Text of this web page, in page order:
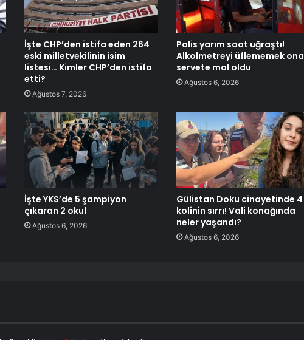
İşte CHP’den istifa eden 264
eski milletvekilinin isim
listesi… Kimler CHP’den istifa
etti?
Ağustos 7, 2026
Polis yarım saat uğraştı!
Alkolmetreyi üflememek ona
servete mal oldu
Ağustos 6, 2026
İşte YKS’de 5 şampiyon
çıkaran 2 okul
Ağustos 6, 2026
Gülistan Doku cinayetinde 4
kolinin sırrı! Vali konağında
neler yaşandı?
Ağustos 6, 2026